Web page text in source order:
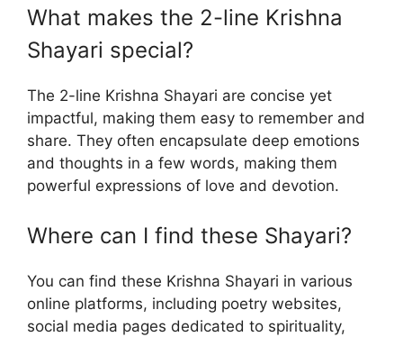
What makes the 2-line Krishna
Shayari special?
The 2-line Krishna Shayari are concise yet
impactful, making them easy to remember and
share. They often encapsulate deep emotions
and thoughts in a few words, making them
powerful expressions of love and devotion.
Where can I find these Shayari?
You can find these Krishna Shayari in various
online platforms, including poetry websites,
social media pages dedicated to spirituality,